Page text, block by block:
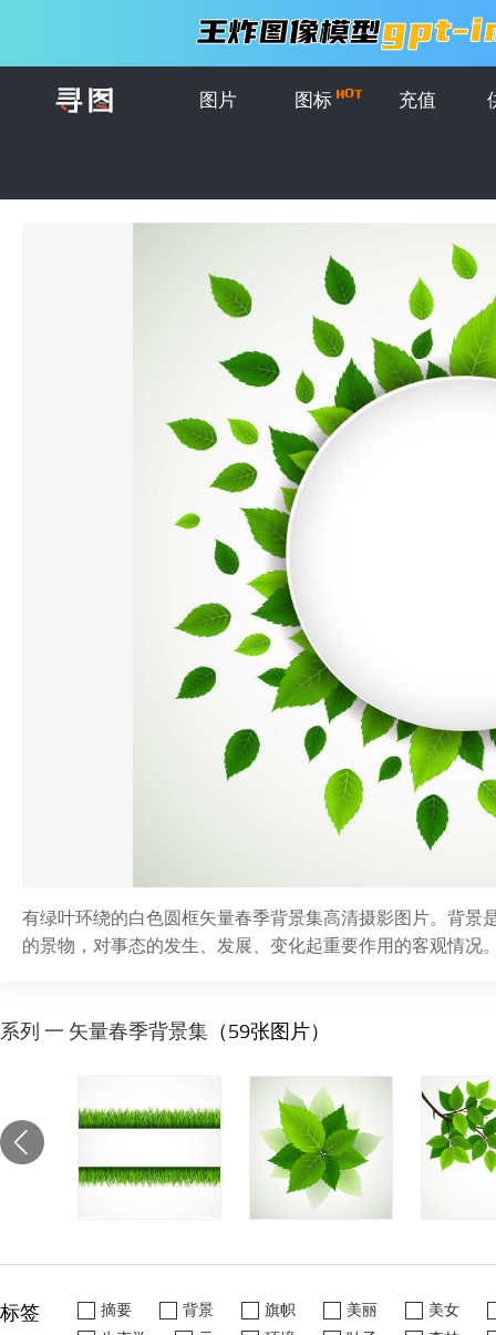
图片 图标 充值
有绿叶环绕的白色圆框矢量春季背景集高清摄影图片。背
的景物，对事态的发生、发展、变化起重要作用的客观情况
系列 一 矢量春季背景集 （59张图片）
标签 摘要 背景 旗帜 美丽
美女